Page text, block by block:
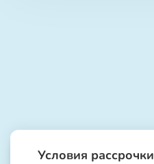
Условия рассрочки